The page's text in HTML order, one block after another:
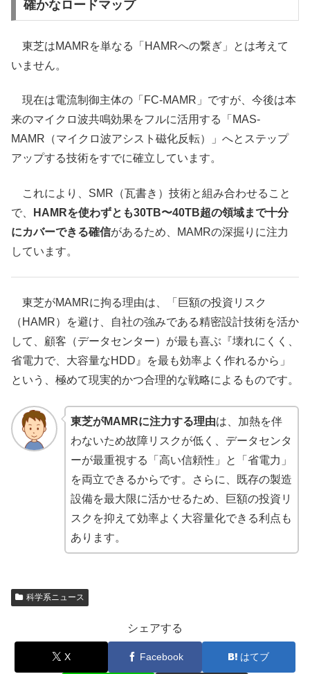
確かなロードマップ
東芝はMAMRを単なる「HAMRへの繋ぎ」とは考えて
いません。
現在は電流制御主体の「FC-MAMR」ですが、今後は本
来のマイクロ波共鳴効果をフルに活用する「MAS-
MAMR（マイクロ波アシスト磁化反転）」へとステップ
アップする技術をすでに確立しています。
これにより、SMR（瓦書き）技術と組み合わせること
で、
HAMRを使わずとも30TB〜40TB超の領域まで十分
にカバーできる確信があるため、MAMRの深掘りに注力
しています。
東芝がMAMRに拘る理由は、「巨額の投資リスク
（HAMR）を避け、自社の強みである精密設計技術を活か
して、顧客（データセンター）が最も喜ぶ『壊れにくく、
省電力で、大容量なHDD』を最も効率よく作れるから」
という、極めて現実的かつ合理的な戦略によるものです。
東芝がMAMRに注力する理由は、加熱を伴
わないため故障リスクが低く、データセンタ
ーが最重視する「高い信頼性」と「省電力」
を両立できるからです。さらに、既存の製造
設備を最大限に活かせるため、巨額の投資リ
スクを抑えて効率よく大容量化できる利点も
あります。
科学系ニュース
シェアする
X Facebook はてブ